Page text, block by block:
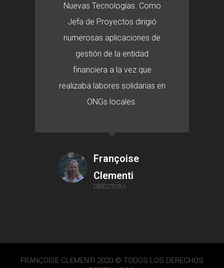
Nuevas Tecnologías. Como
Jefa de Proyectos dirigió
numerosas aplicaciones de
gestión de la entidad
financiera a la vez que
realizaba labores solidarias en
ONGs locales.
Françoise
Clementi
DIRECTORA
FRANÇOISE CLEMENTI 2020 © TODOS LOS DERECHOS